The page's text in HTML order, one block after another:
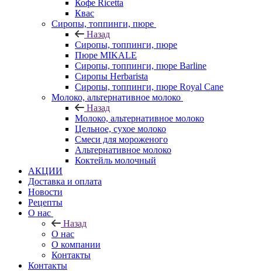
Кофе Ricetta
Квас
Сиропы, топпинги, пюре
Назад
Сиропы, топпинги, пюре
Пюре MIKALE
Сиропы, топпинги, пюре Barline
Сиропы Herbarista
Сиропы, топпинги, пюре Royal Cane
Молоко, альтернативное молоко
Назад
Молоко, альтернативное молоко
Цельное, сухое молоко
Смеси для мороженого
Альтернативное молоко
Коктейль молочный
АКЦИИ
Доставка и оплата
Новости
Рецепты
О нас
Назад
О нас
О компании
Контакты
Контакты